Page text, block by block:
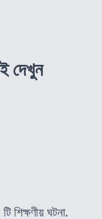
দেখুন
শিক্ষণীয় ঘটনা.